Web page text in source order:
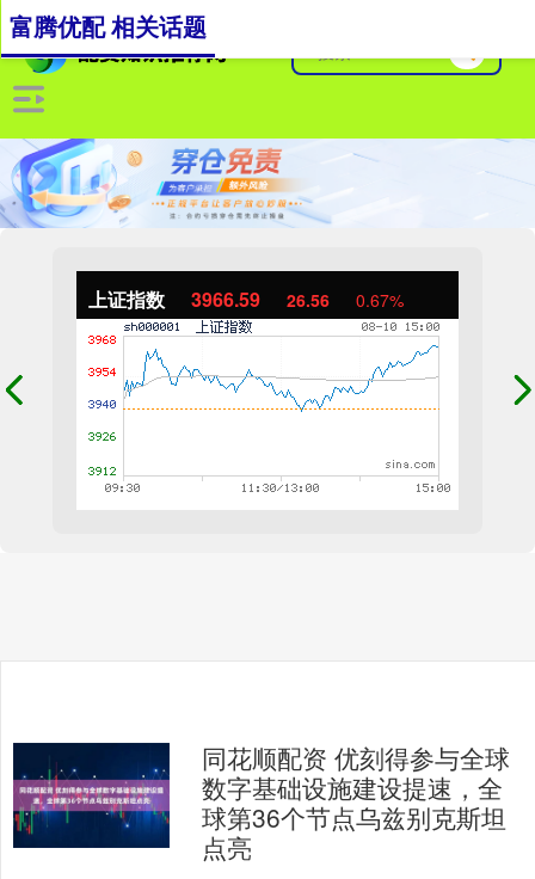
上证指数 3966.59 26.56 0.67%
富腾优配 相关话题
同花顺配资 优刻得参与全球
数字基础设施建设提速，全
球第36个节点乌兹别克斯坦
点亮